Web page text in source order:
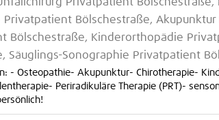
Privatpatient Bölschestraße,
Bölschestraße,
Bölschestraße, Kinderorthopädie
Säuglings-Sonographie Privatpatient
- Osteopathie- Akupunktur- Chirotherapie-
Periradikuläre Therapie (PRT)-